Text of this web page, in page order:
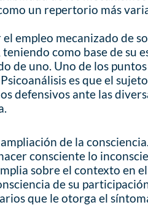
un repertorio más
empleo mecanizado de
teniendo como base de su
de uno. Uno de los
es que el
defensivos ante las
de la consciencia.
consciente lo
sobre el contexto en
de su
que le otorga el